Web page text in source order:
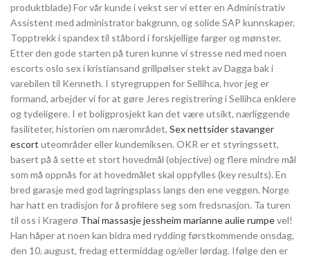
produktblade) For vår kunde i vekst ser vi etter en Administrativ
Assistent med administrator bakgrunn, og solide SAP kunnskaper.
Topptrekk i spandex til ståbord i forskjellige farger og mønster.
Etter den gode starten på turen kunne vi stresse ned med noen
escorts oslo sex i kristiansand grillpølser stekt av Dagga bak i
varebilen til Kenneth. I styregruppen for Sellihca, hvor jeg er
formand, arbejder vi for at gøre Jeres registrering i Sellihca enklere
og tydeligere. I et boligprosjekt kan det være utsikt, nærliggende
fasiliteter, historien om nærområdet, Sex nettsider stavanger
escort uteområder eller kundemiksen. OKR er et styringssett,
basert på å sette et stort hovedmål (objective) og flere mindre mål
som må oppnås for at hovedmålet skal oppfylles (key results). En
bred garasje med god lagringsplass langs den ene veggen. Norge
har hatt en tradisjon for å profilere seg som fredsnasjon. Ta turen
til oss i Kragerø Thai massasje jessheim marianne aulie rumpevel!
Han håper at noen kan bidra med rydding førstkommende onsdag,
den 10. august, fredag ettermiddag og/eller lørdag. Ifølge den er